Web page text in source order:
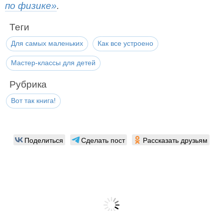
по физике».
Теги
Для самых маленьких Как все устроено
Мастер-классы для детей
Рубрика
Вот так книга!
Поделиться Сделать пост Рассказать друзьям